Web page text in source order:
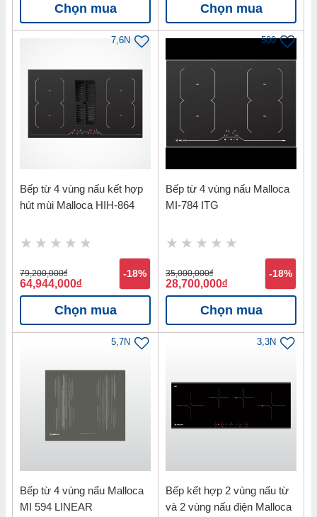
Chọn mua Chọn mua
7,6N
Bếp từ 4 vùng nấu kết hợp
hút mùi Malloca HIH-864
79,200,000đ
64,944,000đ
-18%
Chọn mua
500
Bếp từ 4 vùng nấu Malloca
MI-784 ITG
35,000,000đ
28,700,000đ
-18%
Chọn mua
5,7N
Bếp từ 4 vùng nấu Malloca
MI 594 LINEAR
3,3N
Bếp kết hợp 2 vùng nấu từ
và 2 vùng nấu điện Malloca